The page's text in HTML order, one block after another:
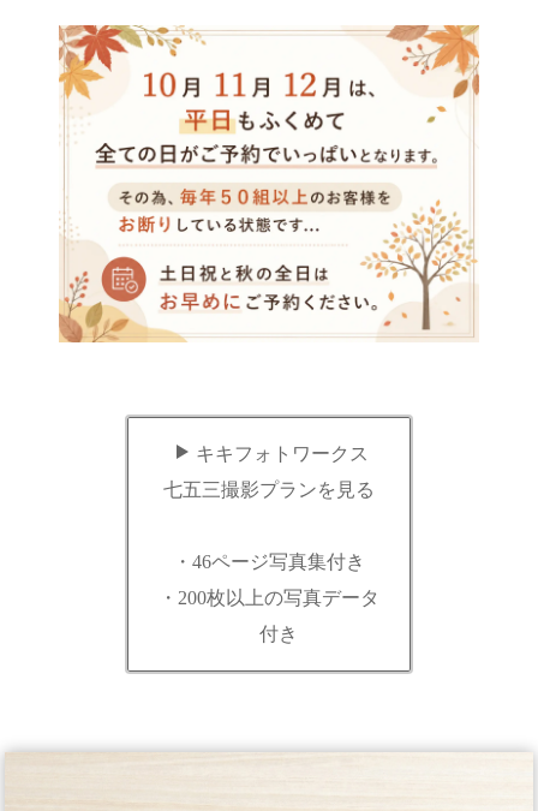
キキフォトワークス
七五三撮影プランを見る
・46ページ写真集付き
・200枚以上の写真データ
付き